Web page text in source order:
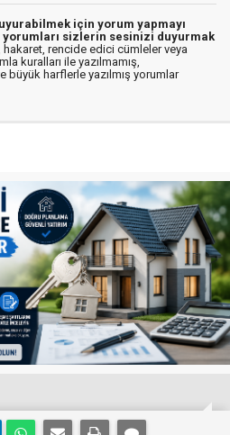
için yorum yapmayı
sizlerin sesinizi duyurmak
hakaret, rencide edici cümleler veya
kuralları ile yazılmamış,
büyük harflerle yazılmış yorumlar